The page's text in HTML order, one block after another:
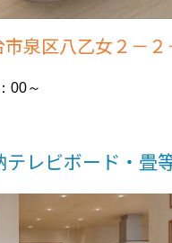
泉区八乙女２－２
～
レビボード・畳